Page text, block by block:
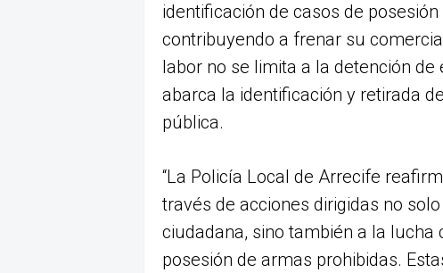
identificación de casos de
contribuyendo a frenar su
labor no se limita a la detención
abarca la identificación y retirada
pública.
“La Policía Local de Arrecife
través de acciones dirigidas no
ciudadana, sino también a la
posesión de armas prohibidas.